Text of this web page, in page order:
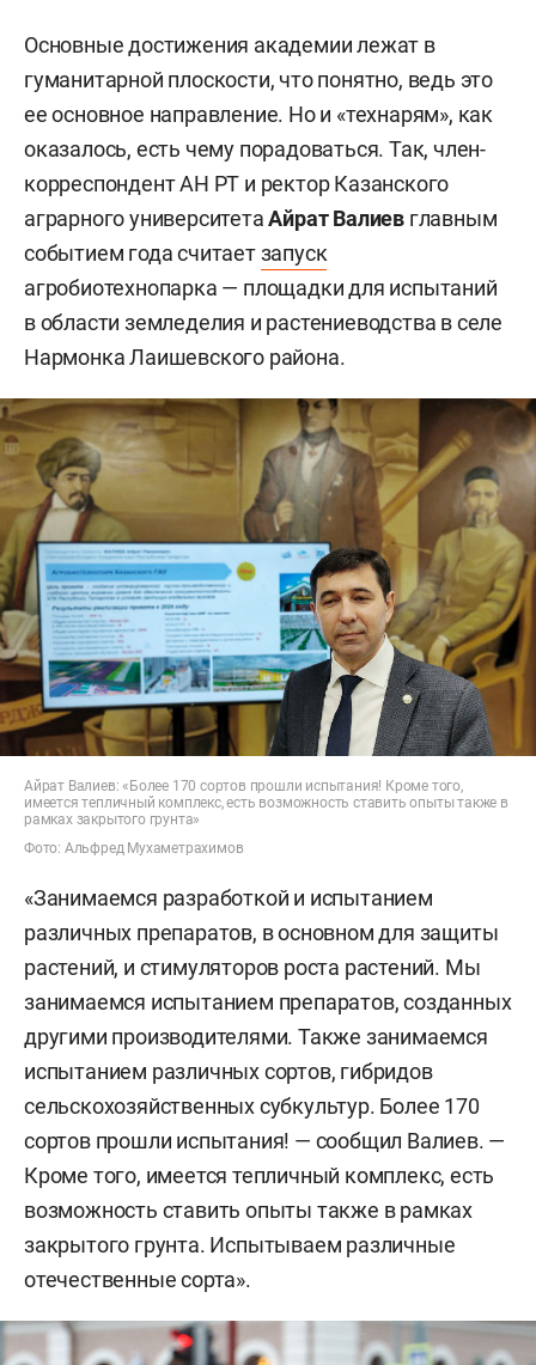
Основные достижения академии лежат в
гуманитарной плоскости, что понятно, ведь это
ее основное направление. Но и «технарям», как
оказалось, есть чему порадоваться. Так, член-
корреспондент АН РТ и ректор Казанского
аграрного университетаАйрат Валиев главным
событием года считаетзапуск
агробиотехнопарка — площадки для испытаний
в области земледелия и растениеводства в селе
Нармонка Лаишевского района.
Айрат Валиев: «Более 170 сортов прошли испытания! Кроме того,
имеется тепличный комплекс, есть возможность ставить опыты также в
рамках закрытого грунта»
Фото: Альфред Мухаметрахимов
«Занимаемся разработкой и испытанием
различных препаратов, в основном для защиты
растений, и стимуляторов роста растений. Мы
занимаемся испытанием препаратов, созданных
другими производителями. Также занимаемся
испытанием различных сортов, гибридов
сельскохозяйственных субкультур. Более 170
сортов прошли испытания! — сообщил Валиев. —
Кроме того, имеется тепличный комплекс, есть
возможность ставить опыты также в рамках
закрытого грунта. Испытываем различные
отечественные сорта».